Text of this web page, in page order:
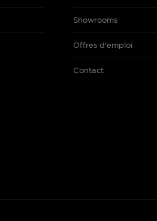
Showrooms
Offres d'emploi
Contact